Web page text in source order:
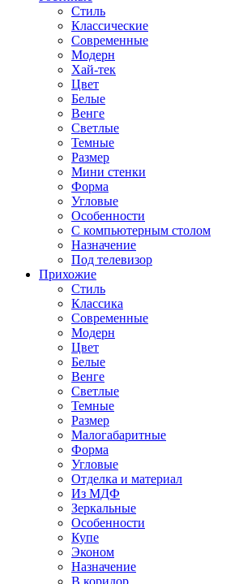
Стиль
Классические
Современные
Модерн
Хай-тек
Цвет
Белые
Венге
Светлые
Темные
Размер
Мини стенки
Форма
Угловые
Особенности
С компьютерным столом
Назначение
Под телевизор
Прихожие
Стиль
Классика
Современные
Модерн
Цвет
Белые
Венге
Светлые
Темные
Размер
Малогабаритные
Форма
Угловые
Отделка и материал
Из МДФ
Зеркальные
Особенности
Купе
Эконом
Назначение
В коридор